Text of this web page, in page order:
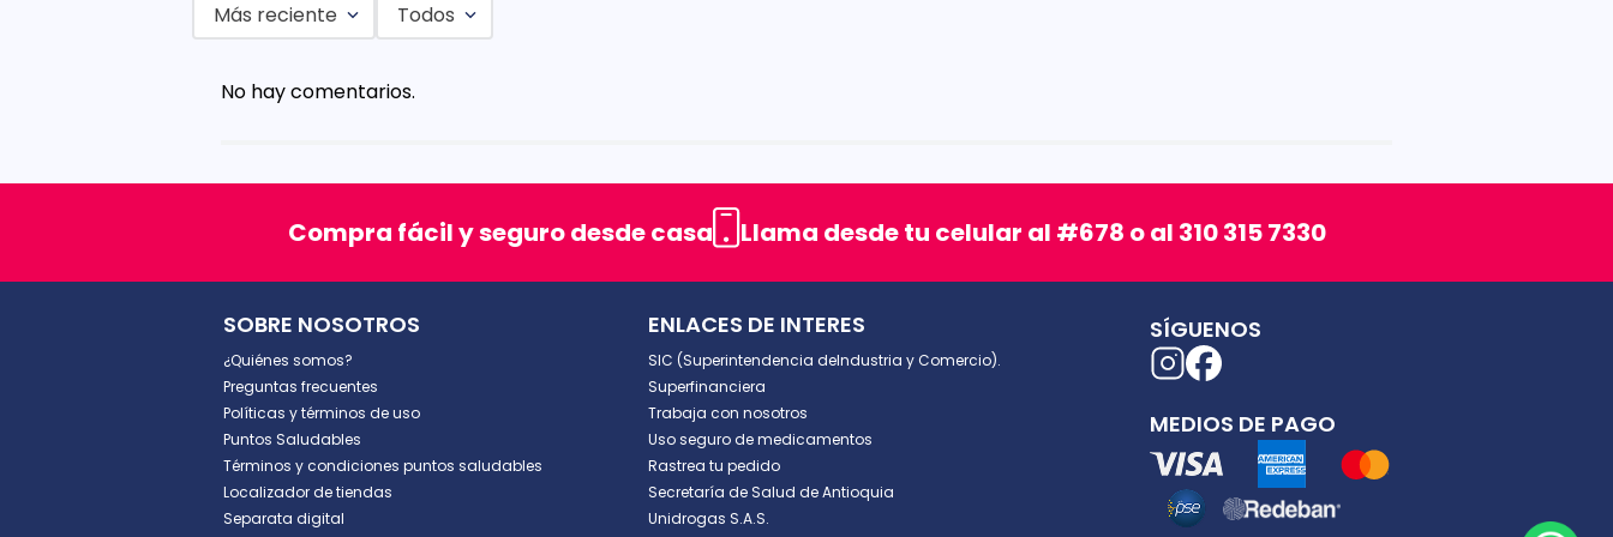
Título
★★★★
Tu nombre
Dirección de email
Escribe un comentario
Más reciente Todos
No hay comentarios.
Compra fácil y seguro desde casa Llama desde tu celular al #678 o al 310 315 7330
SOBRE NOSOTROS
¿Quiénes somos?
Preguntas frecuentes
Políticas y términos de uso
Puntos Saludables
Términos y condiciones puntos saludables
Localizador de tiendas
Separata digital
ENLACES DE INTERES
SIC (Superintendencia deIndustria y Comercio).
Superfinanciera
Trabaja con nosotros
Uso seguro de medicamentos
Rastrea tu pedido
Secretaría de Salud de Antioquia
Unidrogas S.A.S.
SÍGUENOS
MEDIOS DE PAGO